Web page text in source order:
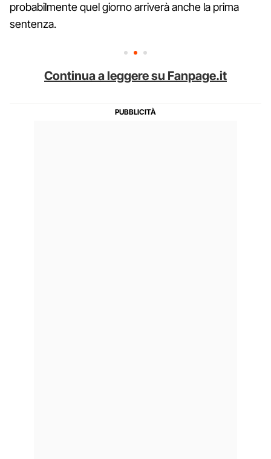
probabilmente quel giorno arriverà anche la prima
sentenza.
Continua a leggere su Fanpage.it